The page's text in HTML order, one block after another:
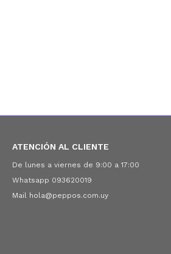
ATENCIÓN AL CLIENTE
De lunes a viernes de 9:00 a 17:00
Whatsapp 093620019
Mail hola@peppos.com.uy